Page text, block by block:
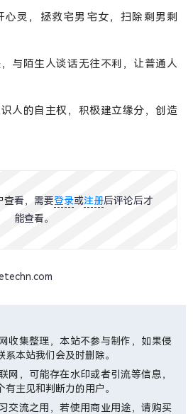
心灵，拯救宅男宅女，扫除剩男剩
与陌生人谈话无往不利，让普通人
人的自主权，积极建立缘分，创造
查看，需要登录或注册后评论后才
能查看。
收集整理，本站不参与制作，如果侵
本站我们会及时删除。
网，可能存在水印或者引流等信息，
主见和判断力的用户。
交流之用，若使用商业用途，请购买